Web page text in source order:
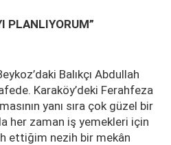
PLANLIYORUM”
Balıkçı Abdullah
Karaköy’deki Ferahfeza
yanı sıra çok güzel bir
her zaman iş yemekleri için
ettiğim nezih bir mekân